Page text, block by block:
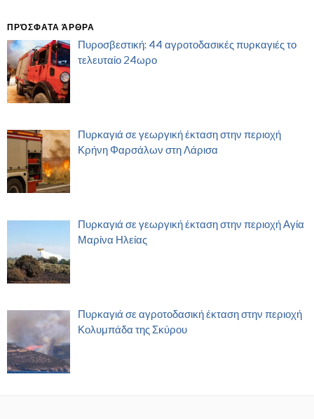
ΠΡΌΣΦΑΤΑ ΆΡΘΡΑ
Πυροσβεστική: 44 αγροτοδασικές πυρκαγιές το
τελευταίο 24ωρο
Πυρκαγιά σε γεωργική έκταση στην περιοχή
Κρήνη Φαρσάλων στη Λάρισα
Πυρκαγιά σε γεωργική έκταση στην περιοχή Αγία
Μαρίνα Ηλείας
Πυρκαγιά σε αγροτοδασική έκταση στην περιοχή
Κολυμπάδα της Σκύρου